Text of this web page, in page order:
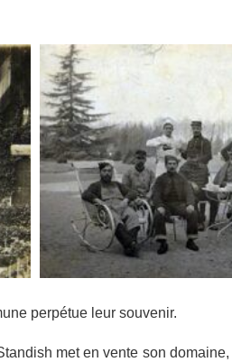
perpétue leur souvenir.
met en vente son